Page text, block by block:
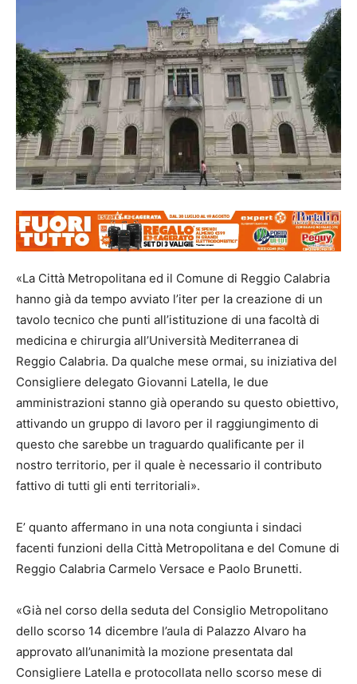
«La Città Metropolitana ed il Comune di Reggio Calabria
hanno già da tempo avviato l’iter per la creazione di un
tavolo tecnico che punti all’istituzione di una facoltà di
medicina e chirurgia all’Università Mediterranea di
Reggio Calabria. Da qualche mese ormai, su iniziativa del
Consigliere delegato Giovanni Latella, le due
amministrazioni stanno già operando su questo obiettivo,
attivando un gruppo di lavoro per il raggiungimento di
questo che sarebbe un traguardo qualificante per il
nostro territorio, per il quale è necessario il contributo
fattivo di tutti gli enti territoriali».
E’ quanto affermano in una nota congiunta i sindaci
facenti funzioni della Città Metropolitana e del Comune di
Reggio Calabria Carmelo Versace e Paolo Brunetti.
«Già nel corso della seduta del Consiglio Metropolitano
dello scorso 14 dicembre l’aula di Palazzo Alvaro ha
approvato all’unanimità la mozione presentata dal
Consigliere Latella e protocollata nello scorso mese di